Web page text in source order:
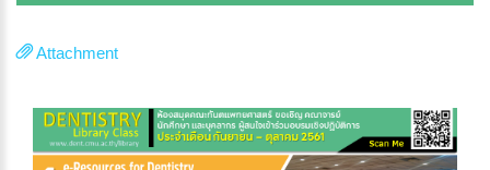
Attachment